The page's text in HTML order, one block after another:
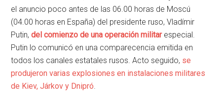
el anuncio poco antes de las 06.00 horas de Moscú
(04.00 horas en España) del presidente ruso, Vladímir
Putin,del comienzo de una operación militarespecial.
Putin lo comunicó en una comparecencia emitida en
todos los canales estatales rusos. Acto seguido, se
produjeron varias explosiones en instalaciones militares
de Kiev, Járkov y Dnipró